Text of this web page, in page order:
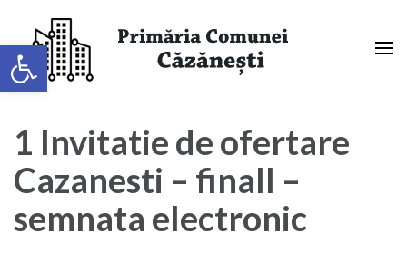
Deschide bara de unelte
conținut
(apasă
Primaria Comunei Căzănești,
Mehedinți
1 Invitatie de ofertare
Cazanesti – finall –
semnata electronic